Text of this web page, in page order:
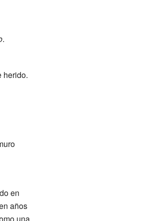
.
herido.
en
años